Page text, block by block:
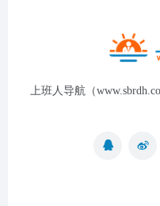
上班人导航（